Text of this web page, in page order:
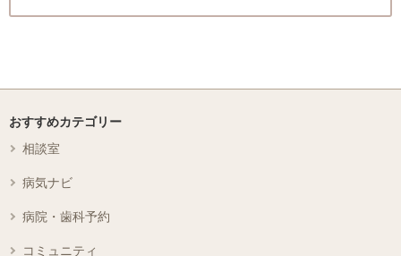
おすすめカテゴリー
相談室
病気ナビ
病院・歯科予約
コミュニティ